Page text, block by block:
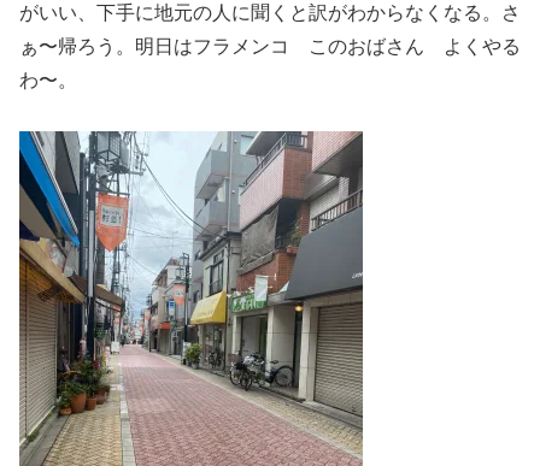
がいい、下手に地元の人に聞くと訳がわからなくなる。さ
ぁ〜帰ろう。明日はフラメンコ このおばさん よくやる
わ〜。